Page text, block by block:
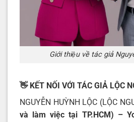
Giới thiệu về tác giả
👋 KẾT NỐI VỚI TÁC GIẢ LỘC
NGUYỄN HUỲNH LỘC (LỘC
và làm việc tại TP.HCM) –